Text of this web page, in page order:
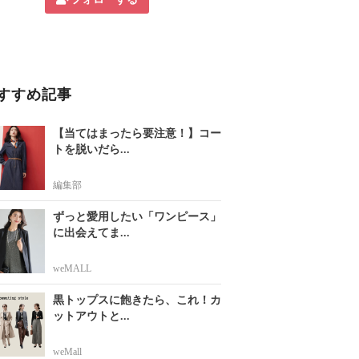
すめ記事
【当てはまったら要注意！】コー
トを脱いだら...
編集部
ずっと愛用したい「ワンピース」
に出会えてま...
weMALL
黒トップスに飽きたら、これ！カ
ットアウトと...
weMall